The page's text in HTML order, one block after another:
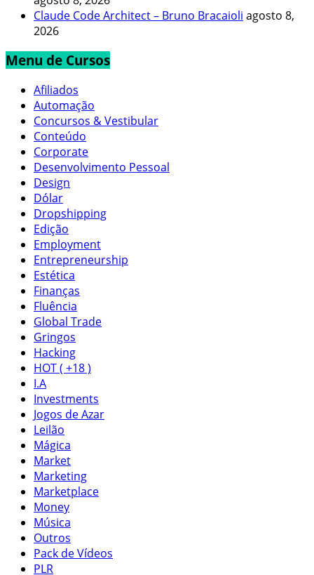
Claude Code Architect – Bruno Bracaioli agosto 8,
2026
Menu de Cursos
Afiliados
Automação
Concursos & Vestibular
Conteúdo
Corporate
Desenvolvimento Pessoal
Design
Dólar
Dropshipping
Edição
Employment
Entrepreneurship
Estética
Finanças
Fluência
Global Trade
Gringos
Hacking
HOT ( +18 )
I.A
Investments
Jogos de Azar
Leilão
Mágica
Market
Marketing
Marketplace
Money
Música
Outros
Pack de Vídeos
PLR